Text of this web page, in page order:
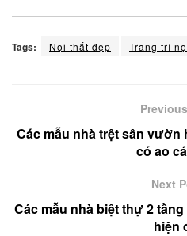
Tags: Nội thất đẹp Trang trí
Các mẫu nhà trệt sân
có ao
Next
Các mẫu nhà biệt thự 2
hiện